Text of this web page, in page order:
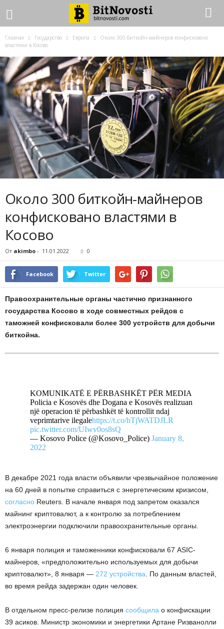
Главная Государство Европа
Около 300 биткойн-майнеров конфисковано
властями в Косово
Около 300 биткойн-майнеров
конфисковано властями в
Косово
От akimbo - 11.01.2022 0
Facebook Twitter
Правоохранительные органы частично признанного
государства Косово в ходе совместных рейдов с
таможней конфисковали более 300 устройств для добычи
биткойна.
KOMUNIKATË E PËRBASHKËT PËR MEDIA
Policia e Kosovës dhe Dogana e Kosovës realizuan
një operacion të përbashkët të kontrollit ndaj
veprimtarive ilegalehttps://t.co/hTjWATDJLR
pic.twitter.com/UIwv0os8sQ
— Kosovo Police (@Kosovo_Police) January 8,
2022
В декабре 2021 года власти объявили чрезвычайное положение
на 60 дней в попытке справиться с энергетическим кризисом,
согласно Reuters. В начале января под запретом оказался
майнинг криптовалют, а к контролю за потреблением
электроэнергии подключили правоохранительные органы.
6 января полиция и таможенники конфисковали 67 ASIC-
майнеров, «предположительно используемых для добычи
криптовалют», 8 января — 272 устройства . По данным властей,
во время рейда задержан один человек.
В отдельном пресс-релизе полиция сообщила о конфискации
39 асиков. Министр экономики и энергетики Артане Ризванолли